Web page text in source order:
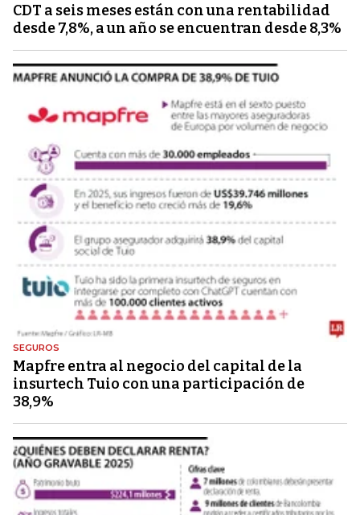
CDT a seis meses están con una rentabilidad
desde 7,8%, a un año se encuentran desde 8,3%
SEGUROS
Mapfre entra al negocio del capital de la
insurtech Tuio con una participación de
38,9%